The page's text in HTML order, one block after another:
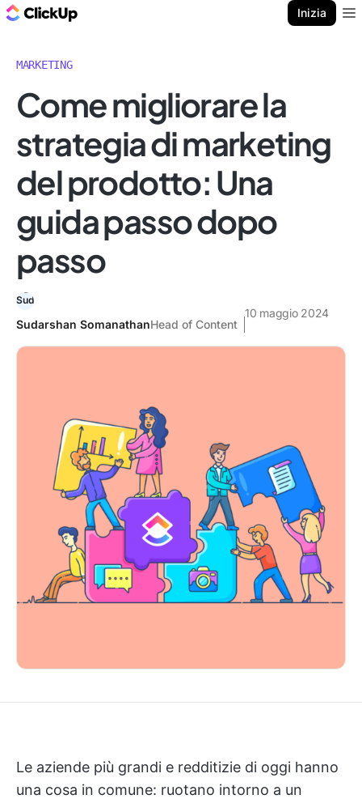
Inizia
MARKETING
Come migliorare la
strategia di marketing
del prodotto: Una
guida passo dopo
passo
Sudarshan SomanathanHead of Content
10 maggio 2024
Le aziende più grandi e redditizie di oggi hanno
una cosa in comune: ruotano intorno a un